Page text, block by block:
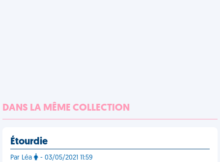
DANS LA MÊME COLLECTION
Étourdie
Par Léa - 03/05/2021 11:59